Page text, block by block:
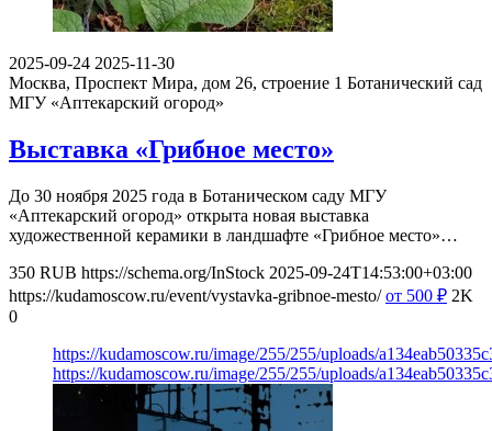
2025-09-24 2025-11-30
Москва, Проспект Мира, дом 26, строение 1 Ботанический сад
МГУ «Аптекарский огород»
Выставка «Грибное место»
До 30 ноября 2025 года в Ботаническом саду МГУ
«Аптекарский огород» открыта новая выставка
художественной керамики в ландшафте «Грибное место»…
350 RUB https://schema.org/InStock 2025-09-24T14:53:00+03:00
https://kudamoscow.ru/event/vystavka-gribnoe-mesto/ от 500 ₽ 2K
0
https://kudamoscow.ru/image/255/255/uploads/
https://kudamoscow.ru/image/255/255/uploads/